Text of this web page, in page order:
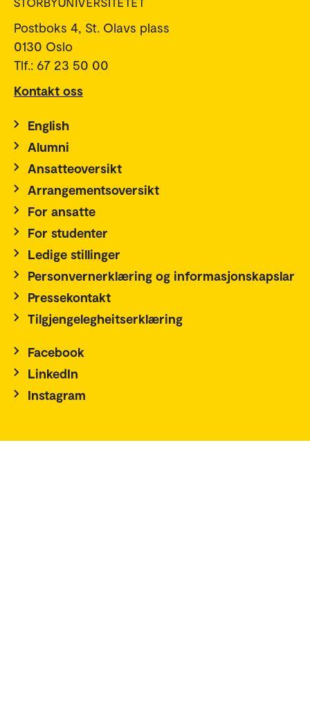
Postboks 4, St. Olavs plass
0130 Oslo
Tlf.: 67 23 50 00
Kontakt oss
English
Alumni
Ansatteoversikt
Arrangementsoversikt
For ansatte
For studenter
Ledige stillinger
Personvernerklæring og informasjonskapslar
Pressekontakt
Tilgjengelegheitserklæring
Facebook
LinkedIn
Instagram